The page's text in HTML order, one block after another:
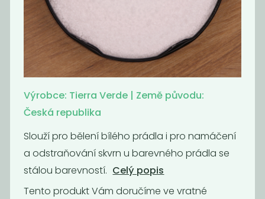
Prášek na bílé
prádlo a pleny
179Kč/ Kg
Prací prášek na
barevné prádlo
179Kč/ Kg
Výrobce: Tierra Verde | Země původu:
Česká republika
Slouží pro bělení bílého prádla i pro namáčení
a odstraňování skvrn u barevného prádla se
stálou barevností. Celý popis
Tento produkt Vám doručíme ve vratné